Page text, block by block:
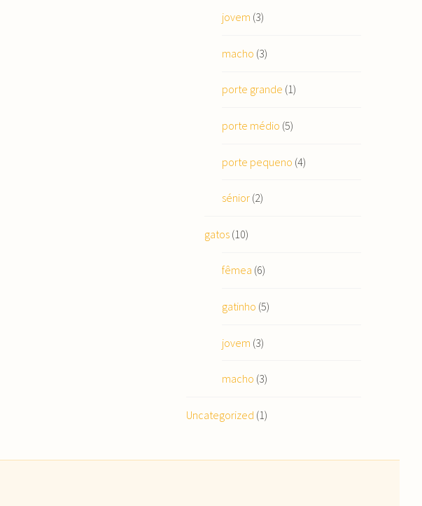
jovem (3)
macho (3)
porte grande (1)
porte médio (5)
porte pequeno (4)
sénior (2)
gatos(10)
fêmea (6)
gatinho (5)
jovem (3)
macho (3)
Uncategorized (1)